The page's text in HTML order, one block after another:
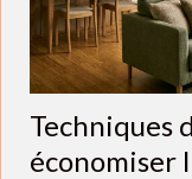
Techniques
économiser